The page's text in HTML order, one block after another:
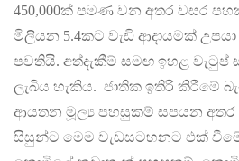
450,000ක් පමණ වන අතර වසර
මිලියන 5.4කට වැඩි ආදායමක් උපයා
පවතියි. අත්දැකීම් සමඟ ඉහළ වැටුප්
ලැබිය හැකිය. ජාතික ඉතිරි කිරීමේ
ආයතන මූල්‍ය පහසුකම් සපයන අතර
සිසුන්ට මෙම වැඩසටහනට එක්